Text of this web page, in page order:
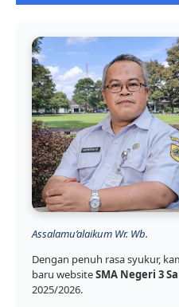
Assalamu’alaikum Wr. Wb.
Dengan penuh rasa syukur,
baru websiteSMA Negeri 3
2025/2026.